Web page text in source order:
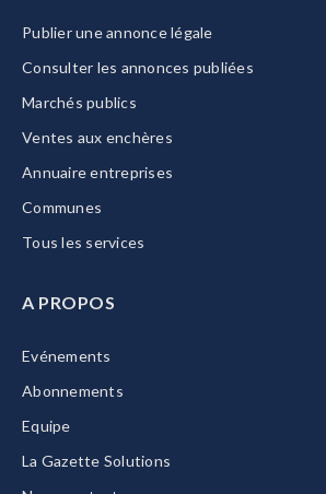
Publier une annonce légale
Consulter les annonces publiées
Marchés publics
Ventes aux enchères
Annuaire entreprises
Communes
Tous les services
A PROPOS
Evénements
Abonnements
Equipe
La Gazette Solutions